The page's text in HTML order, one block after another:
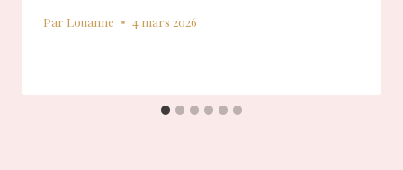
Par Louanne 4 mars 2026